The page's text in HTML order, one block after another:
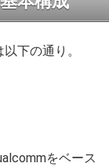
下の通り。
をベース